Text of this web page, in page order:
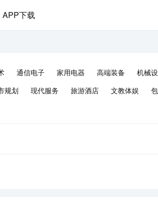
APP下载
通信电子 家用电器 高端装备 机械
规划 现代服务 旅游酒店 文教体娱